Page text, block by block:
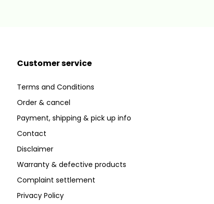
Customer service
Terms and Conditions
Order & cancel
Payment, shipping & pick up info
Contact
Disclaimer
Warranty & defective products
Complaint settlement
Privacy Policy